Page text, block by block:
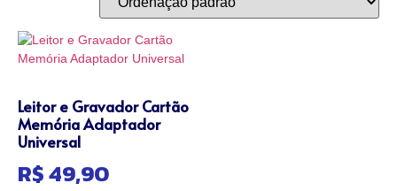
Leitor e Gravador Cartão
Memória Adaptador
Universal
R$49,90